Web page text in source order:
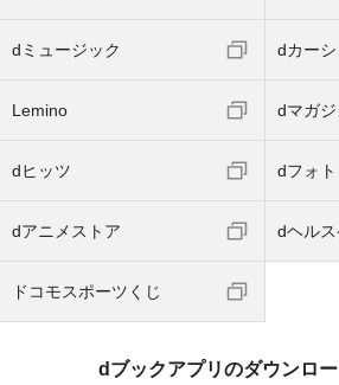
dミュージック dカー
Lemino dマガジ
dヒッツ dフォト
dアニメストア dヘル
ドコモスポーツくじ
dブックアプリのダウンロ